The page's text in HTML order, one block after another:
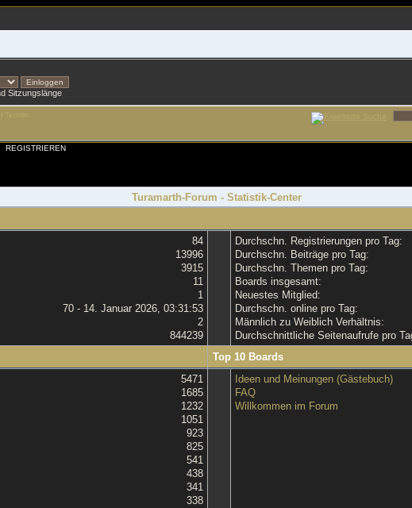
Sitzungslänge
REGISTRIEREN
Turamarth-Forum - Statistik-Center
84
13996
3915
11
1
70 - 14. Januar 2026, 03:31:53
2
844239
Durchschn. Registrierungen pro Tag:
Durchschn. Beiträge pro Tag:
Durchschn. Themen pro Tag:
Boards insgesamt:
Neuestes Mitglied:
Durchschn. online pro Tag:
Männlich zu Weiblich Verhältnis:
Durchschnittliche Seitenaufrufe pro
Top 10 Boards
5471
1685
1232
1051
923
825
541
438
341
338
Ideen und Meinungen (Gästebuch)
FAQ
Willkommen im Forum